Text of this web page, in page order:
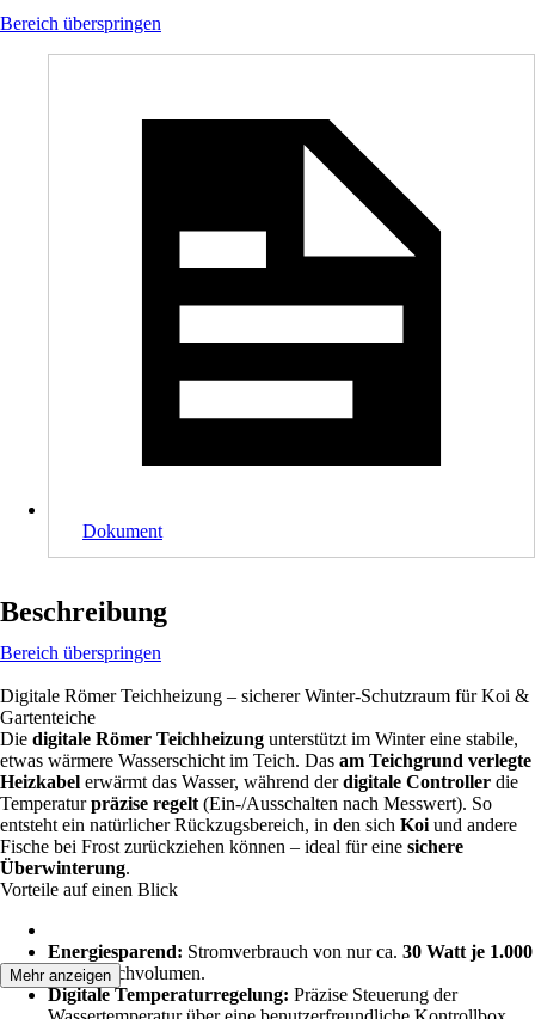
Bereich überspringen
Dokument
Beschreibung
Bereich überspringen
Digitale Römer Teichheizung – sicherer Winter-Schutzraum für Koi &
Gartenteiche
Die digitale Römer Teichheizung unterstützt im Winter eine stabile,
etwas wärmere Wasserschicht im Teich. Das am Teichgrund verlegte
Heizkabel erwärmt das Wasser, während derdigitale Controller die
Temperaturpräzise regelt (Ein-/Ausschalten nach Messwert). So
entsteht ein natürlicher Rückzugsbereich, in den sich Koi und andere
Fische bei Frost zurückziehen können – ideal für eine sichere
Überwinterung.
Vorteile auf einen Blick
Energiesparend: Stromverbrauch von nur ca. 30 Watt je 1.000
LiterTeichvolumen.
Digitale Temperaturregelung: Präzise Steuerung der
Mehr anzeigen